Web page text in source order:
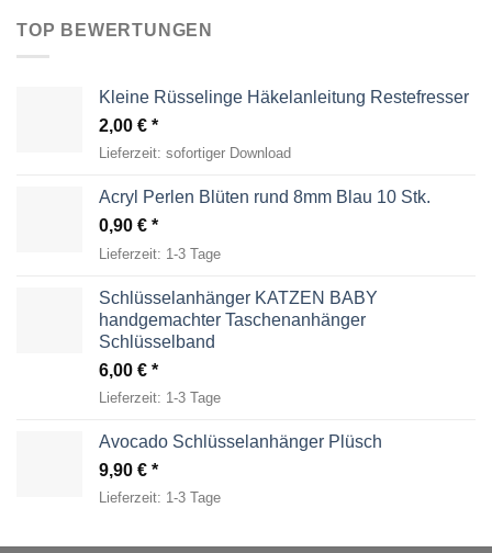
TOP BEWERTUNGEN
Kleine Rüsselinge Häkelanleitung Restefresser
2,00 €
Lieferzeit: sofortiger Download
Acryl Perlen Blüten rund 8mm Blau 10 Stk.
0,90 €
Lieferzeit: 1-3 Tage
Schlüsselanhänger KATZEN BABY
handgemachter Taschenanhänger
Schlüsselband
6,00 €
Lieferzeit: 1-3 Tage
Avocado Schlüsselanhänger Plüsch
9,90 €
Lieferzeit: 1-3 Tage